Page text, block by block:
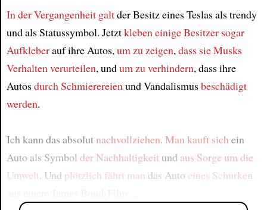
In der Vergangenheit galtder Besitz eines Teslas als trendy
und als Statussymbol. Jetztklebeneinige Besitzer sogar
Aufkleberauf ihre Autos,um zu zeigen,dass sie Musks
Verhalten verurteilen, undum zu verhindern, dass ihre
Autosdurch Schmierereienund Vandalismusbeschädigt
werden.
Ich kann das absolutnachvollziehen. Man kauft sichein
Auto als Symbol der Nachhaltigkeitund aus Sorge um die
Umwelt. Und plötzlich fährt man das Auto eines Schurken